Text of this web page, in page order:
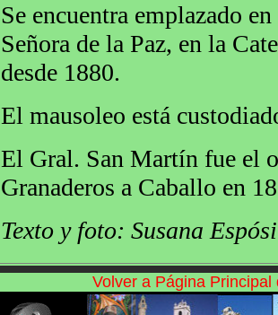
Se encuentra emplazado
Señora de la Paz, en la
desde 1880.
El mausoleo está
El Gral. San Martín fue el
Granaderos a Caballo en
Texto y foto: Susana
Volver a Página